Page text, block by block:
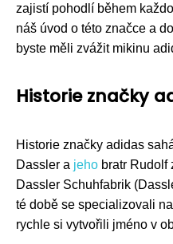
zajistí pohodlí během
náš úvod o této značce a
byste měli zvážit mikinu
Historie značky
Historie značky adidas
Dassler a jeho bratr Rudolf
Dassler Schuhfabrik
té době se specializovali
rychle si vytvořili jméno v